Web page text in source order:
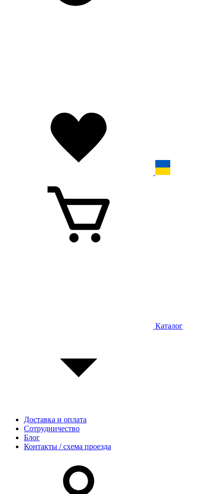
Каталог
Доставка и оплата
Сотрудничество
Блог
Контакты / схема проезда